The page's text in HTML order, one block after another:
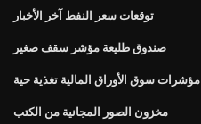
توقعات سعر النفط آخر الأخبار
صندوق طليعة مؤشر سقف صغير
مؤشرات سوق الأوراق المالية تغذية حية
مخزون الصور المجانية من الكتب